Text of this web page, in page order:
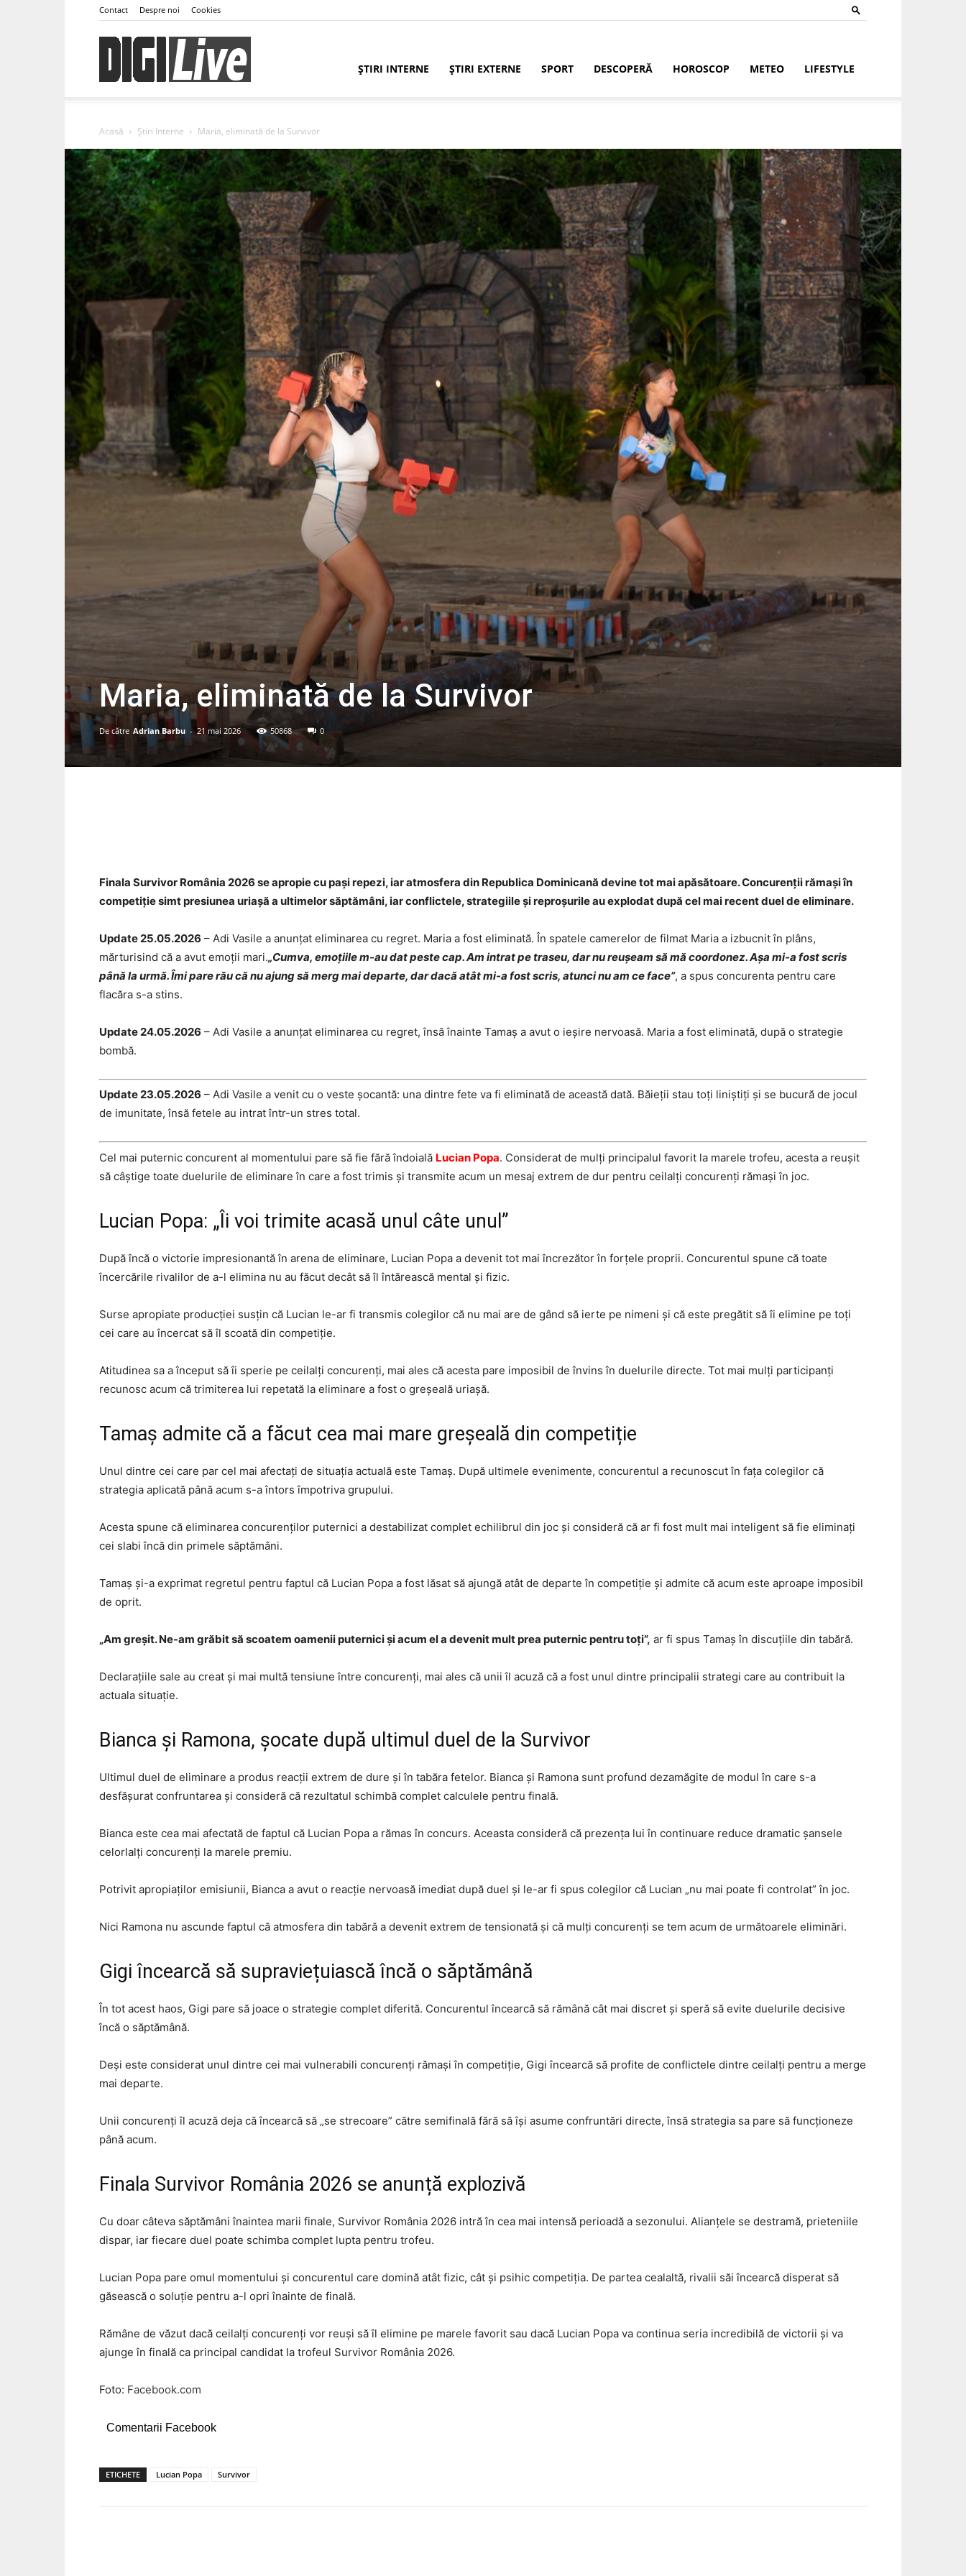
Contact Despre noi Cookies
ȘTIRI INTERNE ȘTIRI EXTERNE SPORT DESCOPERĂ HOROSCOP METEO LIFESTYLE
Acasă Știri Interne Maria, eliminată de la Survivor
Maria, eliminată de la Survivor
De către Adrian Barbu - 21 mai 2026 50868 0
Finala Survivor România 2026 se apropie cu pași repezi, iar atmosfera din Republica Dominicană devine tot mai apăsătoare. Concurenții rămași în
competiție simt presiunea uriașă a ultimelor săptămâni, iar conflictele, strategiile și reproșurile au explodat după cel mai recent duel de eliminare.
Update 25.05.2026 – Adi Vasile a anunțat eliminarea cu regret. Maria a fost eliminată. În spatele camerelor de filmat Maria a izbucnit în plâns,
mărturisind că a avut emoții mari.„Cumva, emoțiile m-au dat peste cap. Am intrat pe traseu, dar nu reușeam să mă coordonez. Așa mi-a fost scris
până la urmă. Îmi pare rău că nu ajung să merg mai departe, dar dacă atât mi-a fost scris, atunci nu am ce face”, a spus concurenta pentru care
flacăra s-a stins.
Update 24.05.2026 – Adi Vasile a anunțat eliminarea cu regret, însă înainte Tamaș a avut o ieșire nervoasă. Maria a fost eliminată, după o strategie
bombă.
Update 23.05.2026 – Adi Vasile a venit cu o veste șocantă: una dintre fete va fi eliminată de această dată. Băieții stau toți liniștiți și se bucură de jocul
de imunitate, însă fetele au intrat într-un stres total.
Cel mai puternic concurent al momentului pare să fie fără îndoială Lucian Popa. Considerat de mulți principalul favorit la marele trofeu, acesta a reușit
să câștige toate duelurile de eliminare în care a fost trimis și transmite acum un mesaj extrem de dur pentru ceilalți concurenți rămași în joc.
Lucian Popa: „Îi voi trimite acasă unul câte unul”
După încă o victorie impresionantă în arena de eliminare, Lucian Popa a devenit tot mai încrezător în forțele proprii. Concurentul spune că toate
încercările rivalilor de a-l elimina nu au făcut decât să îl întărească mental și fizic.
Surse apropiate producției susțin că Lucian le-ar fi transmis colegilor că nu mai are de gând să ierte pe nimeni și că este pregătit să îi elimine pe toți
cei care au încercat să îl scoată din competiție.
Atitudinea sa a început să îi sperie pe ceilalți concurenți, mai ales că acesta pare imposibil de învins în duelurile directe. Tot mai mulți participanți
recunosc acum că trimiterea lui repetată la eliminare a fost o greșeală uriașă.
Tamaș admite că a făcut cea mai mare greșeală din competiție
Unul dintre cei care par cel mai afectați de situația actuală este Tamaș. După ultimele evenimente, concurentul a recunoscut în fața colegilor că
strategia aplicată până acum s-a întors împotriva grupului.
Acesta spune că eliminarea concurenților puternici a destabilizat complet echilibrul din joc și consideră că ar fi fost mult mai inteligent să fie eliminați
cei slabi încă din primele săptămâni.
Tamaș și-a exprimat regretul pentru faptul că Lucian Popa a fost lăsat să ajungă atât de departe în competiție și admite că acum este aproape imposibil
de oprit.
„Am greșit. Ne-am grăbit să scoatem oamenii puternici și acum el a devenit mult prea puternic pentru toți”, ar fi spus Tamaș în discuțiile din tabără.
Declarațiile sale au creat și mai multă tensiune între concurenți, mai ales că unii îl acuză că a fost unul dintre principalii strategi care au contribuit la
actuala situație.
Bianca și Ramona, șocate după ultimul duel de la Survivor
Ultimul duel de eliminare a produs reacții extrem de dure și în tabăra fetelor. Bianca și Ramona sunt profund dezamăgite de modul în care s-a
desfășurat confruntarea și consideră că rezultatul schimbă complet calculele pentru finală.
Bianca este cea mai afectată de faptul că Lucian Popa a rămas în concurs. Aceasta consideră că prezența lui în continuare reduce dramatic șansele
celorlalți concurenți la marele premiu.
Potrivit apropiaților emisiunii, Bianca a avut o reacție nervoasă imediat după duel și le-ar fi spus colegilor că Lucian „nu mai poate fi controlat” în joc.
Nici Ramona nu ascunde faptul că atmosfera din tabără a devenit extrem de tensionată și că mulți concurenți se tem acum de următoarele eliminări.
Gigi încearcă să supraviețuiască încă o săptămână
În tot acest haos, Gigi pare să joace o strategie complet diferită. Concurentul încearcă să rămână cât mai discret și speră să evite duelurile decisive
încă o săptămână.
Deși este considerat unul dintre cei mai vulnerabili concurenți rămași în competiție, Gigi încearcă să profite de conflictele dintre ceilalți pentru a merge
mai departe.
Unii concurenți îl acuză deja că încearcă să „se strecoare” către semifinală fără să își asume confruntări directe, însă strategia sa pare să funcționeze
până acum.
Finala Survivor România 2026 se anunță explozivă
Cu doar câteva săptămâni înaintea marii finale, Survivor România 2026 intră în cea mai intensă perioadă a sezonului. Alianțele se destramă, prieteniile
dispar, iar fiecare duel poate schimba complet lupta pentru trofeu.
Lucian Popa pare omul momentului și concurentul care domină atât fizic, cât și psihic competiția. De partea cealaltă, rivalii săi încearcă disperat să
găsească o soluție pentru a-l opri înainte de finală.
Rămâne de văzut dacă ceilalți concurenți vor reuși să îl elimine pe marele favorit sau dacă Lucian Popa va continua seria incredibilă de victorii și va
ajunge în finală ca principal candidat la trofeul Survivor România 2026.
Foto: Facebook.com
Comentarii Facebook
ETICHETE Lucian Popa Survivor